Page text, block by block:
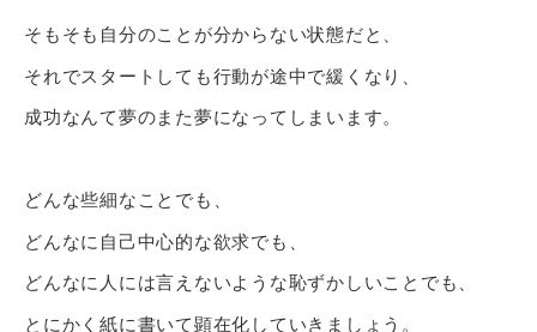
そもそも自分のことが分からない状態だと、
それでスタートしても行動が途中で緩くなり、
成功なんて夢のまた夢になってしまいます。
どんな些細なことでも、
どんなに自己中心的な欲求でも、
どんなに人には言えないような恥ずかしいことでも、
とにかく紙に書いて顕在化していきましょう。